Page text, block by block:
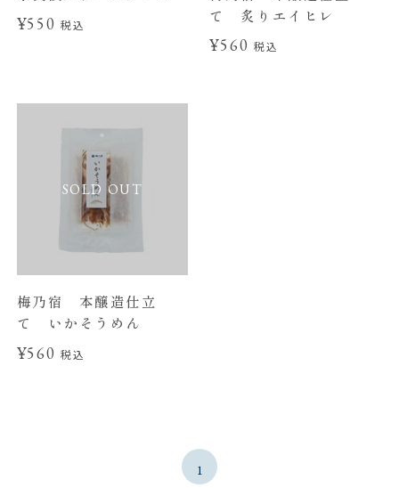
¥550税込
て 炙りエイヒレ
¥560税込
SOLD OUT
梅乃宿 本醸造仕立
て いかそうめん
¥560税込
1